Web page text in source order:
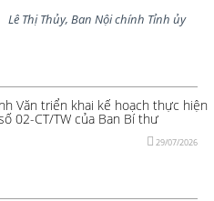
Ban Nội chính Tỉnh ủy
Văn triển khai kế hoạch thực hiện
02-CT/TW của Ban Bí thư
29/07/2026